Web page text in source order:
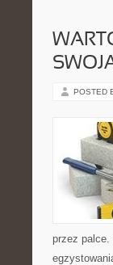
POSTED
przez palce.